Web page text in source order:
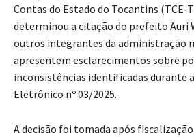
Contas do Estado do Tocantins (TCE-
determinou a citação do prefeito Auri
outros integrantes da administração
apresentem esclarecimentos sobre
inconsistências identificadas durante
Eletrônico nº 03/2025.
A decisão foi tomada após